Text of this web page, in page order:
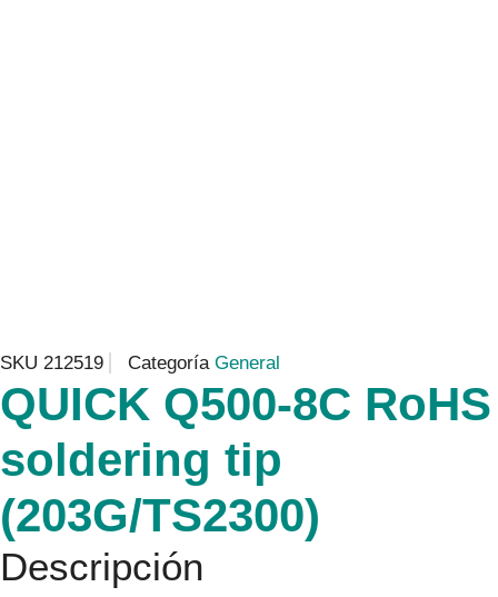
SKU 212519 Categoría General
QUICK Q500-8C RoHS
soldering tip
(203G/TS2300)
Descripción